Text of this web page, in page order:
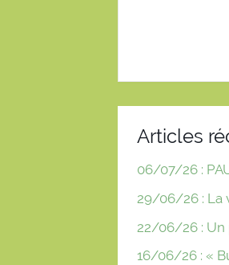
Articles
06/07/26 :
29/06/26 : La
22/06/26 : Un
16/06/26 : «